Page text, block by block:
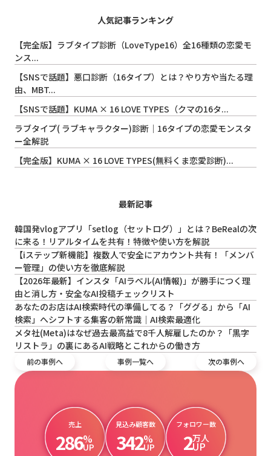
人気記事ランキング
【完全版】ラブタイプ診断（LoveType16）全16種類の恋愛モ
ンス...
【SNSで話題】悪口診断（16タイプ）とは？やり方や当たる理
由、MBT...
【SNSで話題】KUMA × 16 LOVE TYPES（クマの16タ...
ラブタイプ( ラブキャラクター)診断｜16タイプの恋愛モンスタ
ー全解説
【完全版】KUMA × 16 LOVE TYPES(無料くま恋愛診断)...
最新記事
韓国発vlogアプリ「setlog（セットログ）」とは？BeRealの次
に来る！リアルタイムを共有！特徴や使い方を解説
【iステップ新機能】複数人で安全にアカウント共有！「メンバ
ー管理」の使い方を徹底解説
【2026年最新】インスタ「AIラベル(AI情報)」が勝手につく理
由と消し方・安全なAI投稿チェックリスト
あなたのお店はAI検索時代の準備してる？「ググる」から「AI
検索」へシフトする集客の新常識｜AI検索最適化
メタ社(Meta)はなぜ過去最高益で8千人解雇したのか？「黒字
リストラ」の裏にあるAI戦略とこれからの働き方
前の事例へ 事例一覧へ 次の事例へ
売上
286%
UP
見込み顧客数
342%
UP
フォロワー数
2万人
UP